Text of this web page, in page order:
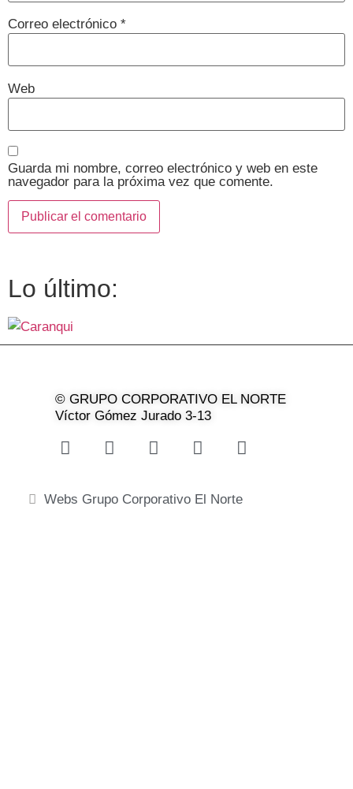
Correo electrónico *
Web
Guarda mi nombre, correo electrónico y web en este
navegador para la próxima vez que comente.
Lo último:
© GRUPO CORPORATIVO EL NORTE
Víctor Gómez Jurado 3-13
Webs Grupo Corporativo El Norte